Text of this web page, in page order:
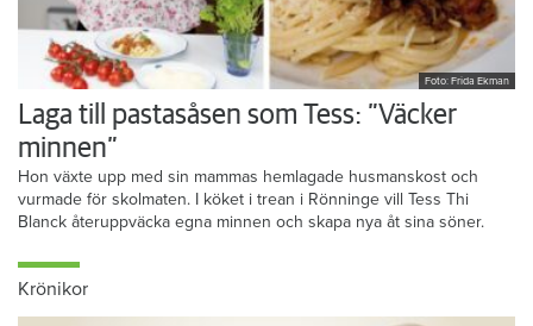
Foto: Frida Ekman
Laga till pastasåsen som Tess: ”Väcker
minnen”
Hon växte upp med sin mammas hemlagade husmanskost och
vurmade för skolmaten. I köket i trean i Rönninge vill Tess Thi
Blanck återuppväcka egna minnen och skapa nya åt sina söner.
Krönikor